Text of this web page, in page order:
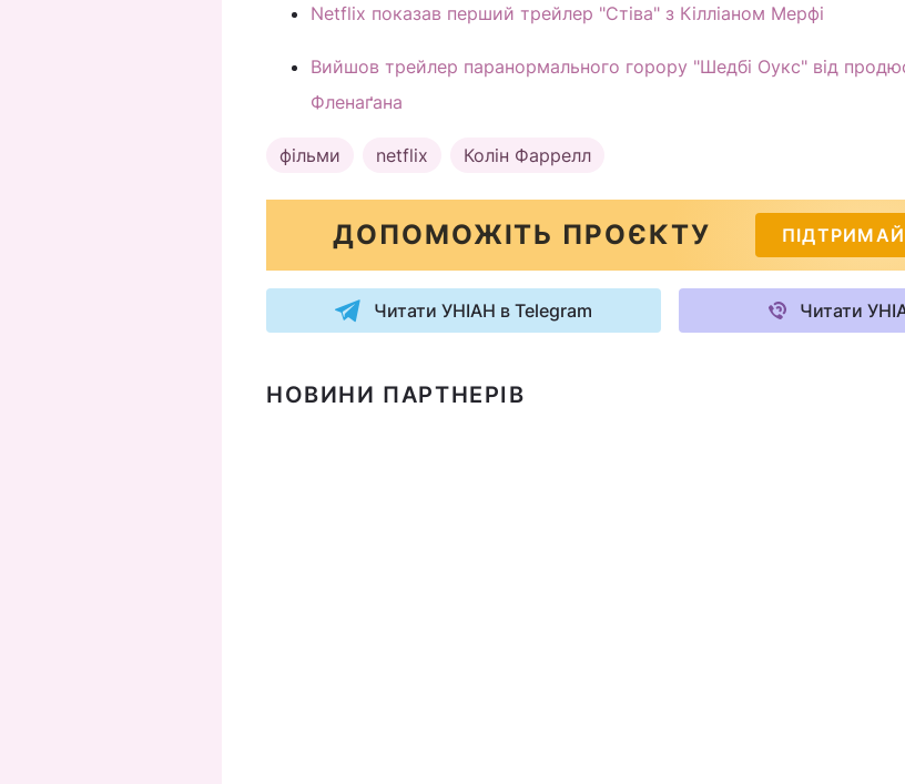
Netflix показав перший трейлер "Стіва" з Кілліаном Мерфі
Вийшов трейлер паранормального горору "Шедбі Оукс" від
Фленаґана
фільми netflix Колін Фаррелл
ДОПОМОЖІТЬ ПРОЄКТУ
Читати УНІАН в Telegram Читати
НОВИНИ ПАРТНЕРІВ